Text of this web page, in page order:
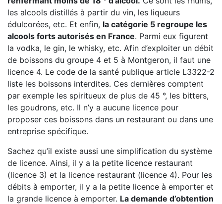
les alcools distillés à partir du vin, les liqueurs
édulcorées, etc. Et enfin, la catégorie 5 regroupe les
alcools forts autorisés en France. Parmi eux figurent
la vodka, le gin, le whisky, etc. Afin d’exploiter un débit
de boissons du groupe 4 et 5 à Montgeron, il faut une
licence 4. Le code de la santé publique article L3322-2
liste les boissons interdites. Ces dernières comptent
par exemple les spiritueux de plus de 45 °, les bitters,
les goudrons, etc. Il n’y a aucune licence pour
proposer ces boissons dans un restaurant ou dans une
entreprise spécifique.
Sachez qu’il existe aussi une simplification du système
de licence. Ainsi, il y a la petite licence restaurant
(licence 3) et la licence restaurant (licence 4). Pour les
débits à emporter, il y a la petite licence à emporter et
la grande licence à emporter. La demande d’obtention